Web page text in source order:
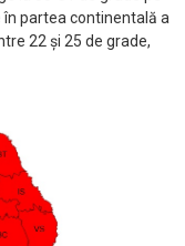
în partea continentală a
22 și 25 de grade,